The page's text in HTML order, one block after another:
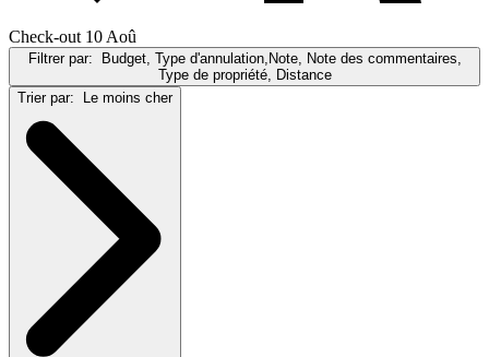
Check-out 10 Aoû
Filtrer par:
Budget, Type d'annulation,Note, Note des commentaires,
Type de propriété, Distance
Trier par:
Le moins cher